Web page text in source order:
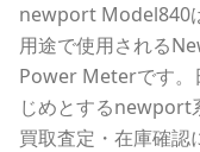
newport Model840
用途で使用される
Power Meterです。
じめとするnewport
買取査定・在庫確認